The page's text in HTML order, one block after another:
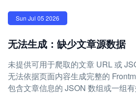
Sun Jul 05 2026
无法生成：缺少文章源数据
未提供可用于爬取的文章 URL 或
无法依据页面内容生成完整的
包含文章信息的 JSON 数组或一组有